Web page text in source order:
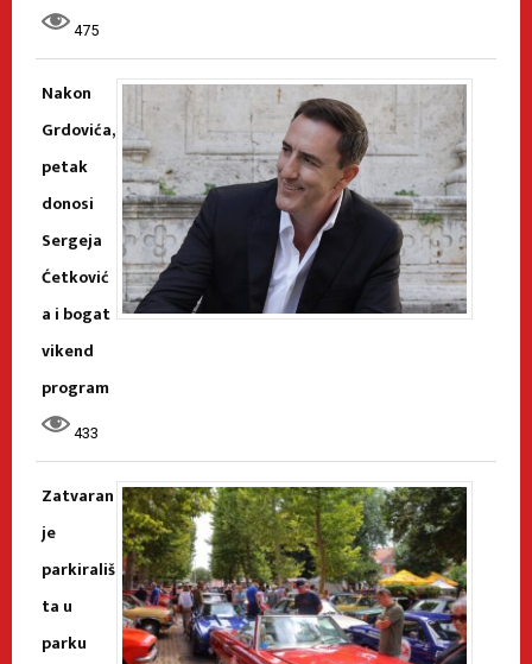
475
Nakon
Grdovića,
petak
donosi
Sergeja
Ćetković
a i bogat
vikend
program
433
Zatvaran
je
parkirališ
ta u
parku